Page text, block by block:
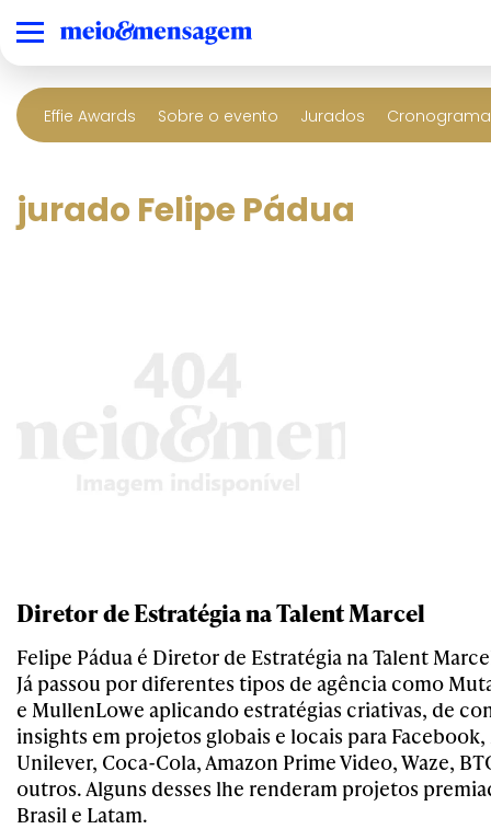
Effie Awards Sobre o evento Jurados
jurado Felipe Pádua
Diretor de Estratégia na Talent Marcel
Felipe Pádua é Diretor de Estratégia na Talent
Já passou por diferentes tipos de agência como
e MullenLowe aplicando estratégias criativas, de
insights em projetos globais e locais para
Unilever, Coca-Cola, Amazon Prime Video, Waze,
outros. Alguns desses lhe renderam projetos
Brasil e Latam.